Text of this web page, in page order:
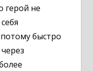
герой не
быстро